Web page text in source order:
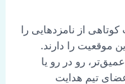
از نامزدهایی را
موقعیت را دارند.
رو در رو یا
تیم هدایت